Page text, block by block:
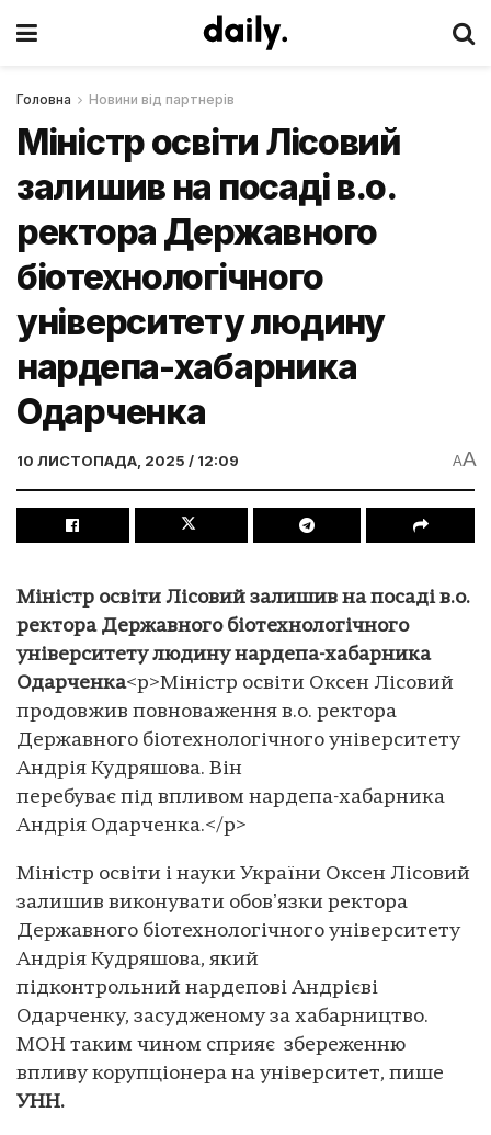
Головна Новини від партнерів
Міністр освіти Лісовий
залишив на посаді в.о.
ректора Державного
біотехнологічного
університету людину
нардепа-хабарника
Одарченка
10 ЛИСТОПАДА, 2025 / 12:09 AA
Міністр освіти Лісовий залишив на посаді в.о.
ректора Державного біотехнологічного
університету людину нардепа-хабарника
Одарченка<p>Міністр освіти Оксен Лісовий
продовжив повноваження в.о. ректора
Державного біотехнологічного університету
Андрія Кудряшова. Він
перебуває під впливом нардепа-хабарника
Андрія Одарченка.</p>
Міністр освіти і науки України Оксен Лісовий
залишив виконувати обовʼязки ректора
Державного біотехнологічного університету
Андрія Кудряшова, який
підконтрольний нардепові Андрієві
Одарченку, засудженому за хабарництво.
МОН таким чином сприяє збереженню
впливу корупціонера на університет, пише
УНН.